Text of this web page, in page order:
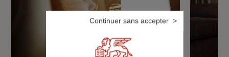
Continuer sans accepter